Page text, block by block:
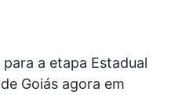
a etapa Estadual
Goiás agora em